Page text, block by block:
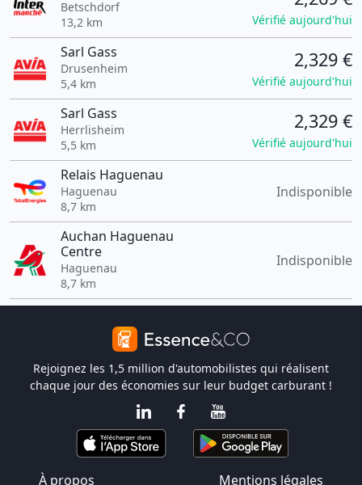
Betschdorf
13,2 km
Vérifié aujourd'hui
Sarl Gass
Drusenheim
5,4 km
2,329 €
Vérifié aujourd'hui
Sarl Gass
Herrlisheim
5,5 km
2,329 €
Vérifié aujourd'hui
Relais Haguenau
Haguenau
8,7 km
Indisponible
Auchan Haguenau
Centre
Haguenau
8,7 km
Indisponible
Rejoignez les 1,5 million d'automobilistes qui réalisent
chaque jour des économies sur leur budget carburant !
À propos Mentions légales